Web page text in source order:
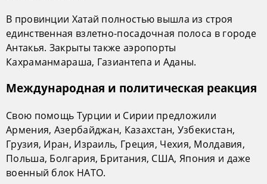
В провинции Хатай полностью вышла из строя
единственная взлетно-посадочная полоса в городе
Антакья. Закрыты также аэропорты
Кахраманмараша, Газиантепа и Аданы.
Международная и политическая реакция
Свою помощь Турции и Сирии предложили
Армения, Азербайджан, Казахстан, Узбекистан,
Грузия, Иран, Израиль, Греция, Чехия, Молдавия,
Польша, Болгария, Британия, США, Япония и даже
военный блок НАТО.